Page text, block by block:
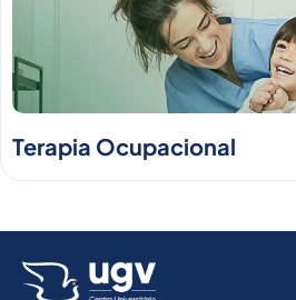
Terapia Ocupacional